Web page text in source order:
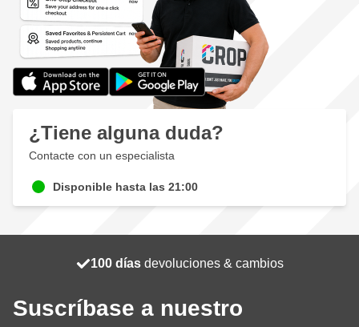
¿Tiene alguna duda?
Contacte con un especialista
Disponible hasta las 21:00
se envía hoy
Envío gratis
100 díasdevoluciones & cambios
Suscríbase a nuestro